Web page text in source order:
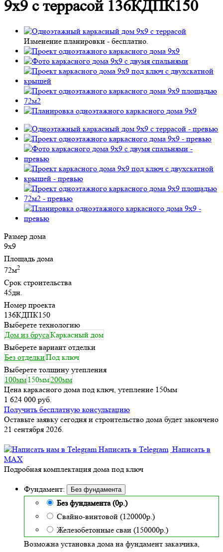
9х9 с террасой 136КДПК150
Изменение планировки - бесплатно.
Размер дома
9х9
Площадь дома
72м2
Срок строительства
45дн.
Номер проекта
136КДПК150
Выберете технологию
Дом из брусаКаркасный дом
Выберете вариант отделки
Без отделкиПод ключ
Выберете толщину утепления
100мм 150мм200мм
Цена каркасного дома под ключ, утепление 150мм
1 624 000 руб.
Получить бесплатную консультацию
Оставьте заявку сегодня и строительство дома будет закончено
21 сентября 2026.
Написать в Telegram Написать в
MAX
Подробная комплектация дома под ключ
Фундамент: Без фундамента
Без фундамента (0р.)
Свайно-винтовой (120000р.)
Железобетонные сваи (150000р.)
Возможна установка дома на фундамент заказчика,